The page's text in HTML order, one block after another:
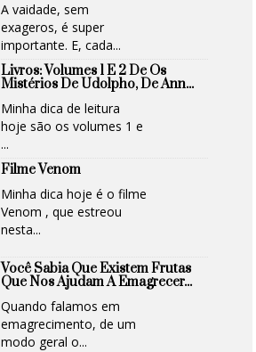
A vaidade, sem
exageros, é super
importante. E, cada...
Livros: Volumes 1 E 2 De Os
Mistérios De Udolpho, De Ann...
Minha dica de leitura
hoje são os volumes 1 e
...
Filme Venom
Minha dica hoje é o filme
Venom , que estreou
nesta...
Você Sabia Que Existem Frutas
Que Nos Ajudam A Emagrecer...
Quando falamos em
emagrecimento, de um
modo geral o...